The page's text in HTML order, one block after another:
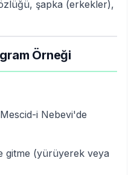
şapka (erkekler),
Örneği
i Nebevi'de
gitme (yürüyerek veya